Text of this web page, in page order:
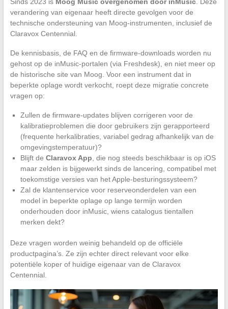
verandering van eigenaar heeft directe gevolgen voor de
technische ondersteuning van Moog-instrumenten, inclusief de
Claravox Centennial.
De kennisbasis, de FAQ en de firmware-downloads worden nu
gehost op de inMusic-portalen (via Freshdesk), en niet meer op
de historische site van Moog. Voor een instrument dat in
beperkte oplage wordt verkocht, roept deze migratie concrete
vragen op:
Zullen de firmware-updates blijven corrigeren voor de
kalibratieproblemen die door gebruikers zijn gerapporteerd
(frequente herkalibraties, variabel gedrag afhankelijk van de
omgevingstemperatuur)?
Blijft de Claravox App , die nog steeds beschikbaar is op iOS
maar zelden is bijgewerkt sinds de lancering, compatibel met
toekomstige versies van het Apple-besturingssysteem?
Zal de klantenservice voor reserveonderdelen van een
model in beperkte oplage op lange termijn worden
onderhouden door inMusic, wiens catalogus tientallen
merken dekt?
Deze vragen worden weinig behandeld op de officiële
productpagina’s. Ze zijn echter direct relevant voor elke
potentiële koper of huidige eigenaar van de Claravox
Centennial.